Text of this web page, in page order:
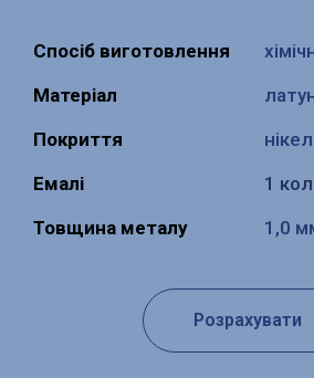
Спосіб виготовлення
Матеріал
Покриття
Емалі
1
Товщина металу
1,0
Розрахувати